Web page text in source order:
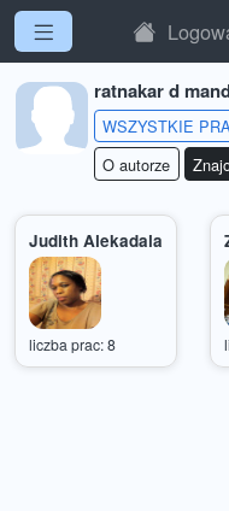
ratnakar d
WSZYSTKIE
O autorze
Judith Alekadala
liczba prac: 8